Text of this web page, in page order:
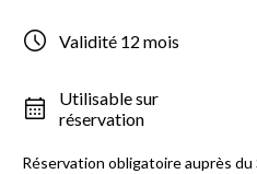
Validité 12 mois
Utilisable sur
réservation
Réservation obligatoire auprès du